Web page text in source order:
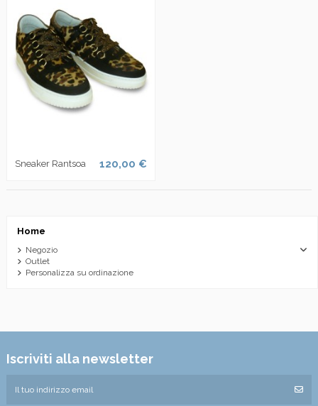
Sneaker Rantsoa 120,00 €
Home
Negozio
Outlet
Personalizza su ordinazione
Iscriviti alla newsletter